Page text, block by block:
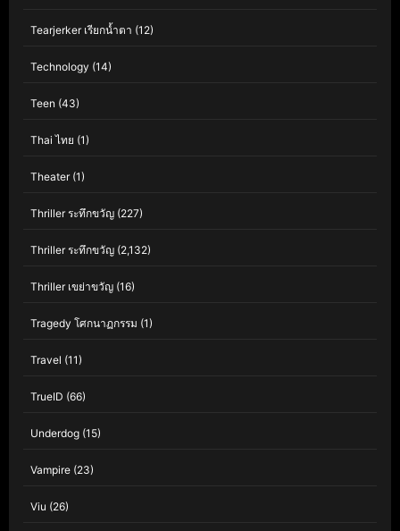
Tearjerker เรียกน้ำตา (12)
Technology (14)
Teen (43)
Thai ไทย (1)
Theater(1)
Thriller ระทึกขวัญ (227)
Thriller ระทึกขวัญ (2,132)
Thriller เขย่าขวัญ (16)
Tragedy โศกนาฏกรรม (1)
Travel (11)
TrueID (66)
Underdog (15)
Vampire (23)
Viu (26)